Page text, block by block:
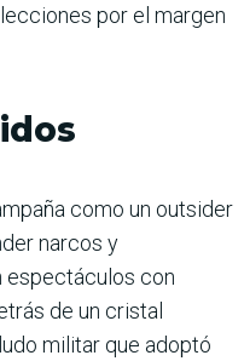
por el margen
como un outsider
narcos y
espectáculos con
de un cristal
militar que adoptó